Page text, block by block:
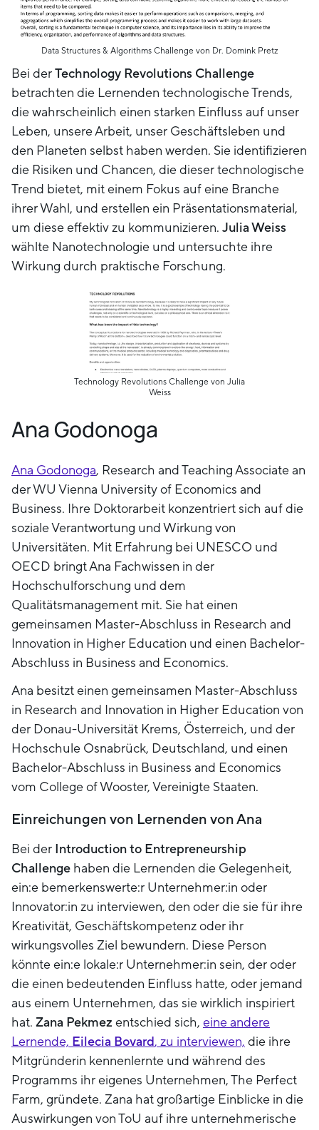
Data Structures & Algorithms Challenge von Dr. Domink Pretz
Bei derTechnology Revolutions Challenge
betrachten die Lernenden technologische Trends,
die wahrscheinlich einen starken Einfluss auf unser
Leben, unsere Arbeit, unser Geschäftsleben und
den Planeten selbst haben werden. Sie identifizieren
die Risiken und Chancen, die dieser technologische
Trend bietet, mit einem Fokus auf eine Branche
ihrer Wahl, und erstellen ein Präsentationsmaterial,
um diese effektiv zu kommunizieren. Julia Weiss
wählte Nanotechnologie und untersuchte ihre
Wirkung durch praktische Forschung.
Technology Revolutions Challenge von Julia
Weiss
Ana Godonoga
Ana Godonoga, Research and Teaching Associate an
der WU Vienna University of Economics and
Business. Ihre Doktorarbeit konzentriert sich auf die
soziale Verantwortung und Wirkung von
Universitäten. Mit Erfahrung bei UNESCO und
OECD bringt Ana Fachwissen in der
Hochschulforschung und dem
Qualitätsmanagement mit. Sie hat einen
gemeinsamen Master-Abschluss in Research and
Innovation in Higher Education und einen Bachelor-
Abschluss in Business and Economics.
Ana besitzt einen gemeinsamen Master-Abschluss
in Research and Innovation in Higher Education von
der Donau-Universität Krems, Österreich, und der
Hochschule Osnabrück, Deutschland, und einen
Bachelor-Abschluss in Business and Economics
vom College of Wooster, Vereinigte Staaten.
Einreichungen von Lernenden von Ana
Bei der Introduction to Entrepreneurship
Challenge haben die Lernenden die Gelegenheit,
ein:e bemerkenswerte:r Unternehmer:in oder
Innovator:in zu interviewen, den oder die sie für ihre
Kreativität, Geschäftskompetenz oder ihr
wirkungsvolles Ziel bewundern. Diese Person
könnte ein:e lokale:r Unternehmer:in sein, der oder
die einen bedeutenden Einfluss hatte, oder jemand
aus einem Unternehmen, das sie wirklich inspiriert
hat. Zana Pekmez entschied sich, eine andere
Lernende, Eilecia Bovard, zu interviewen, die ihre
Mitgründerin kennenlernte und während des
Programms ihr eigenes Unternehmen, The Perfect
Farm, gründete. Zana hat großartige Einblicke in die
Auswirkungen von ToU auf ihre unternehmerische